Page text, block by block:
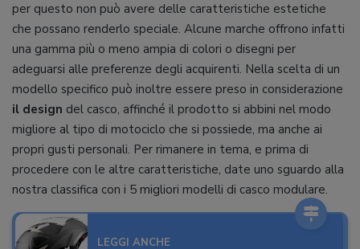
per questo non può avere delle caratteristiche estetiche
che possano renderlo speciale. Alcune marche offrono infatti
una gamma più o meno ampia di colori o disegni per
adeguarsi alle preferenze degli acquirenti. Nella scelta di un
modello specifico può inoltre essere preso in considerazione
il design del casco, affinché il prodotto si abbini nel modo
migliore al tipo di motociclo che si possiede, ma anche ai
propri gusti personali. Per rimanere in tema, e prima di
procedere con le altre caratteristiche, date uno sguardo alla
nostra classifica con i 5 migliori modelli di casco modulare.
LEGGI ANCHE